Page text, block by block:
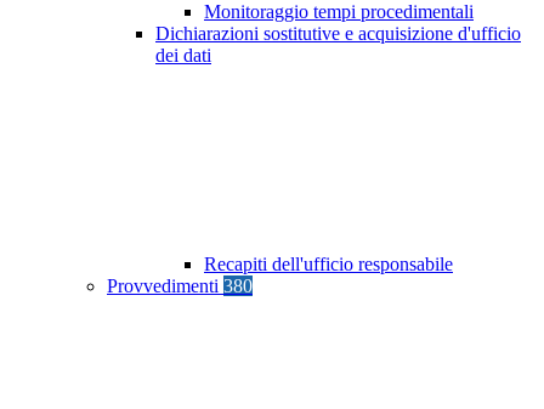
Monitoraggio tempi procedimentali
Dichiarazioni sostitutive e acquisizione d'ufficio
dei dati
Recapiti dell'ufficio responsabile
Provvedimenti 380